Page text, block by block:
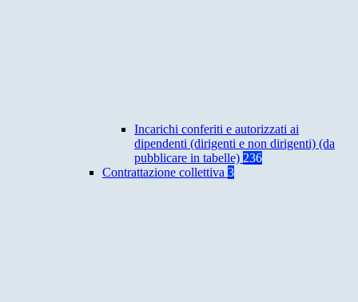
Incarichi conferiti e autorizzati ai
dipendenti (dirigenti e non dirigenti) (da
pubblicare in tabelle) 236
Contrattazione collettiva 3